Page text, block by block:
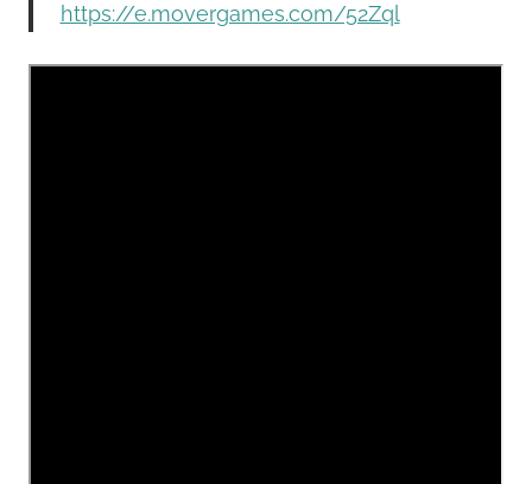
https://e.movergames.com/52Zql